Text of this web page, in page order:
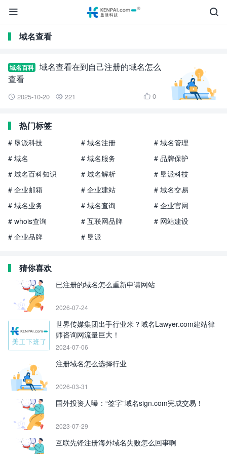


域名查看
域名百科
域名查看在到自己注册的域名怎么
查看
 2025-10-20  221  0
热门标签
# 垦派科技 # 域名注册
# 域名管理
# 域名
# 域名服务
# 品牌保护
# 域名百科知识
# 域名解析
# 垦派科技
# 企业邮箱
# 企业建站
# 域名交易
# 域名业务
# 域名查询
# 企业官网
# whois查询
# 互联网品牌
# 网站建设
# 企业品牌
# 垦派
猜你喜欢
已注册的域名怎么重新申请网站
2026-07-24
世界传媒集团出手行业米？域名Lawyer.com建站律
师咨询网流量巨大！
2024-07-06
注册域名怎么选择行业
2026-03-31
国外投资人曝：“签字”域名sign.com完成交易！
2023-07-29
互联先锋注册海外域名失败怎么回事啊